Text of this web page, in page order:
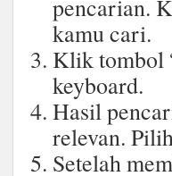
pencarian.
kamu cari.
Klik tombol
keyboard.
Hasil
relevan.
Setelah